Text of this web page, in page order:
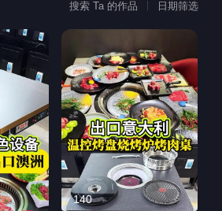
搜索 Ta 的作品 日期筛选
140